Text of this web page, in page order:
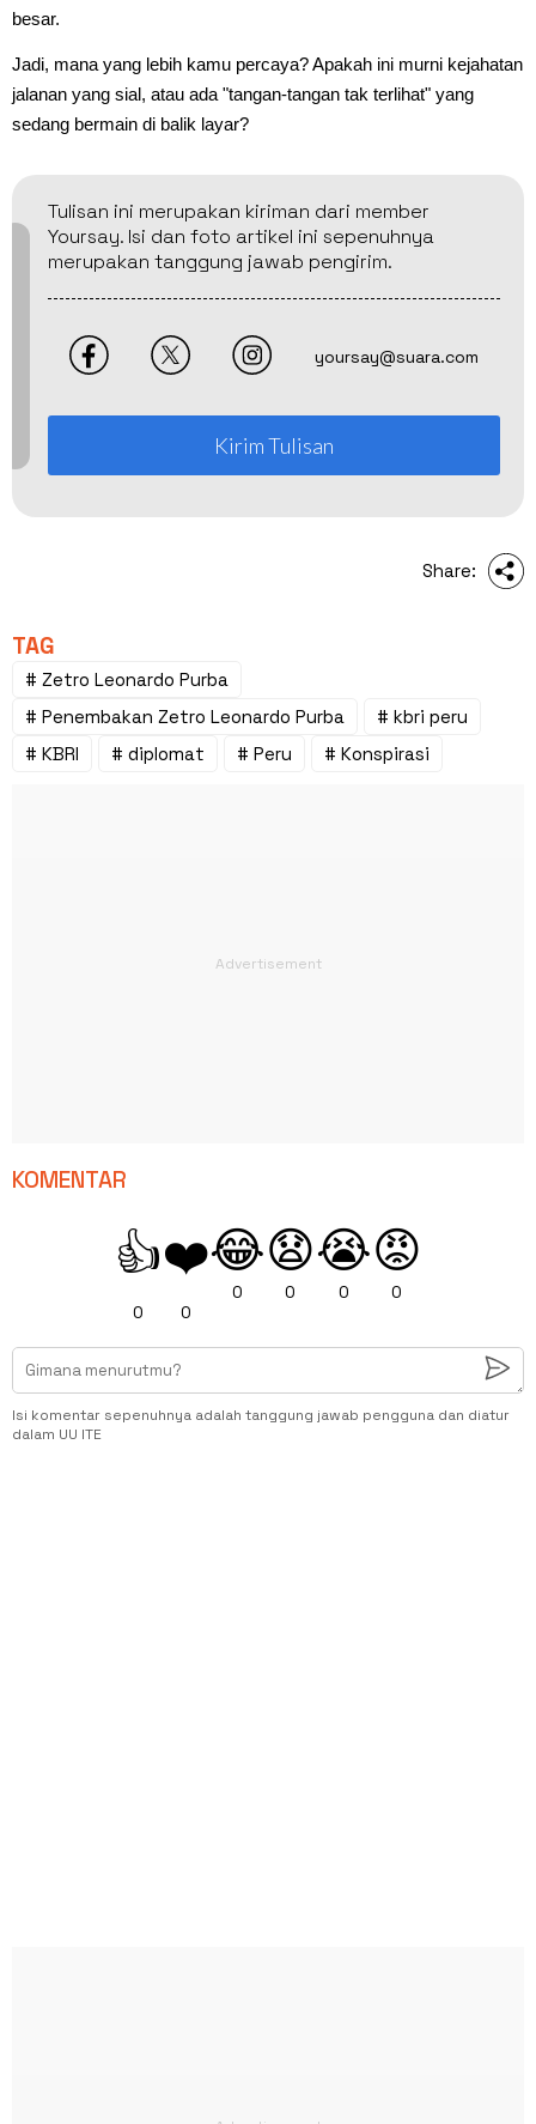
besar.
Jadi, mana yang lebih kamu percaya? Apakah ini murni kejahatan
jalanan yang sial, atau ada "tangan-tangan tak terlihat" yang
sedang bermain di balik layar?
Tulisan ini merupakan kiriman dari member
Yoursay. Isi dan foto artikel ini sepenuhnya
merupakan tanggung jawab pengirim.
yoursay@suara.com
Kirim Tulisan
Share:
TAG
# Zetro Leonardo Purba
# Penembakan Zetro Leonardo Purba
# kbri peru
# KBRI
# diplomat # Peru # Konspirasi
KOMENTAR
👍
0
❤️
0
😂
0
😧
0
😭
0
😡
0
Isi komentar sepenuhnya adalah tanggung jawab pengguna dan diatur
dalam UU ITE